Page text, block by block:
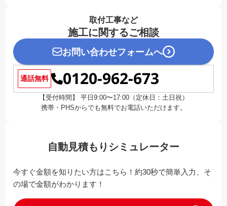
取付工事など
施工に関するご相談
お問い合わせフォームへ
通話無料 0120-962-673
【受付時間】 平日9:00〜17:00（定休日：土日祝）
携帯・PHSからでも無料でお電話いただけます。
自動見積もりシミュレーター
今すぐ金額を知りたい方はこちら！約30秒で簡単入力、そ
の場で金額がわかります！